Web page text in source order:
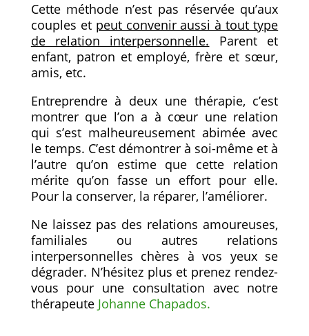
Cette méthode n’est pas réservée qu’aux
couples et peut convenir aussi à tout type
de relation interpersonnelle. Parent et
enfant, patron et employé, frère et sœur,
amis, etc.
Entreprendre à deux une thérapie, c’est
montrer que l’on a à cœur une relation
qui s’est malheureusement abimée avec
le temps. C’est démontrer à soi-même et à
l’autre qu’on estime que cette relation
mérite qu’on fasse un effort pour elle.
Pour la conserver, la réparer, l’améliorer.
Ne laissez pas des relations amoureuses,
familiales ou autres relations
interpersonnelles chères à vos yeux se
dégrader. N’hésitez plus et prenez rendez-
vous pour une consultation avec notre
thérapeute Johanne Chapados.